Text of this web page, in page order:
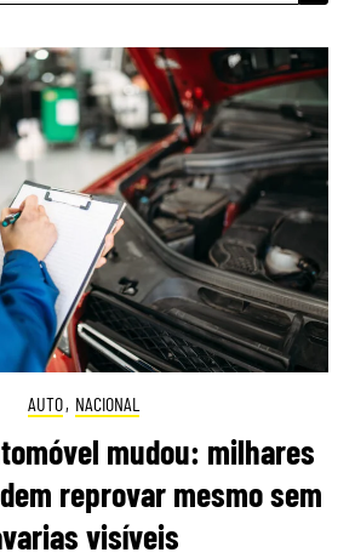
AUTO, NACIONAL
mudou: milhares
reprovar mesmo sem
visíveis